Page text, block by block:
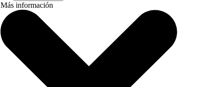
Más información